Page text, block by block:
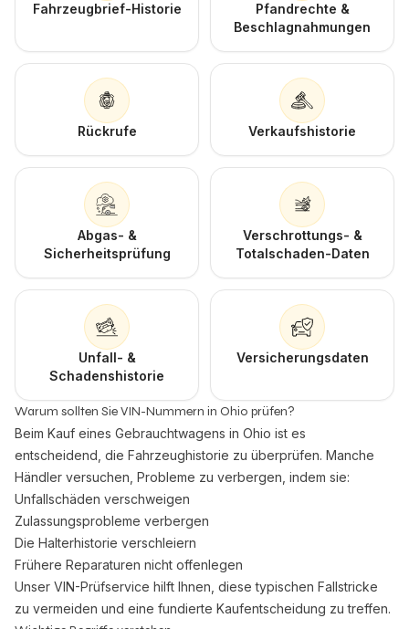
Fahrzeugbrief-Historie
Pfandrechte &
Beschlagnahmungen
Rückrufe Verkaufshistorie
Abgas- &
Sicherheitsprüfung
Verschrottungs- &
Totalschaden-Daten
Unfall- &
Schadenshistorie
Versicherungsdaten
Warum sollten Sie VIN-Nummern in Ohio prüfen?
Beim Kauf eines Gebrauchtwagens in Ohio ist es
entscheidend, die Fahrzeughistorie zu überprüfen. Manche
Händler versuchen, Probleme zu verbergen, indem sie:
Unfallschäden verschweigen
Zulassungsprobleme verbergen
Die Halterhistorie verschleiern
Frühere Reparaturen nicht offenlegen
Unser VIN-Prüfservice hilft Ihnen, diese typischen Fallstricke
zu vermeiden und eine fundierte Kaufentscheidung zu treffen.